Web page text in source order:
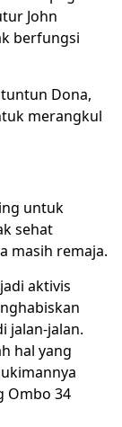
John
berfungsi
Dona,
merangkul
untuk
sehat
masih remaja.
aktivis
jalan-jalan.
hal yang
Ombo 34